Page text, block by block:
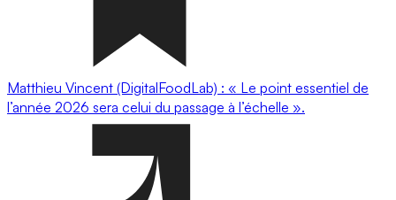
Matthieu Vincent (DigitalFoodLab) : « Le point essentiel de
l’année 2026 sera celui du passage à l’échelle ».